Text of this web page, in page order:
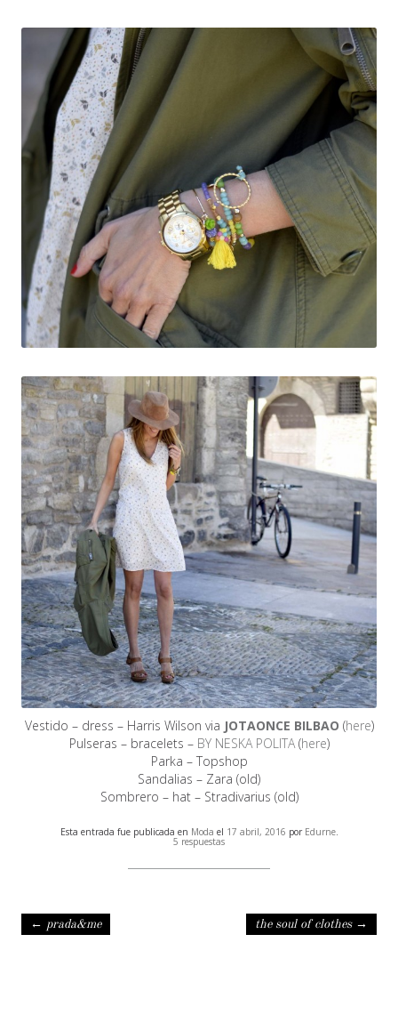
Vestido – dress – Harris Wilson via JOTAONCE BILBAO (here)
Pulseras – bracelets – BY NESKA POLITA(here)
Parka – Topshop
Sandalias – Zara (old)
Sombrero – hat – Stradivarius (old)
Esta entrada fue publicada en Moda el 17 abril, 2016 por Edurne.
5 respuestas
Navegación de entradas
← prada&me the soul of clothes →